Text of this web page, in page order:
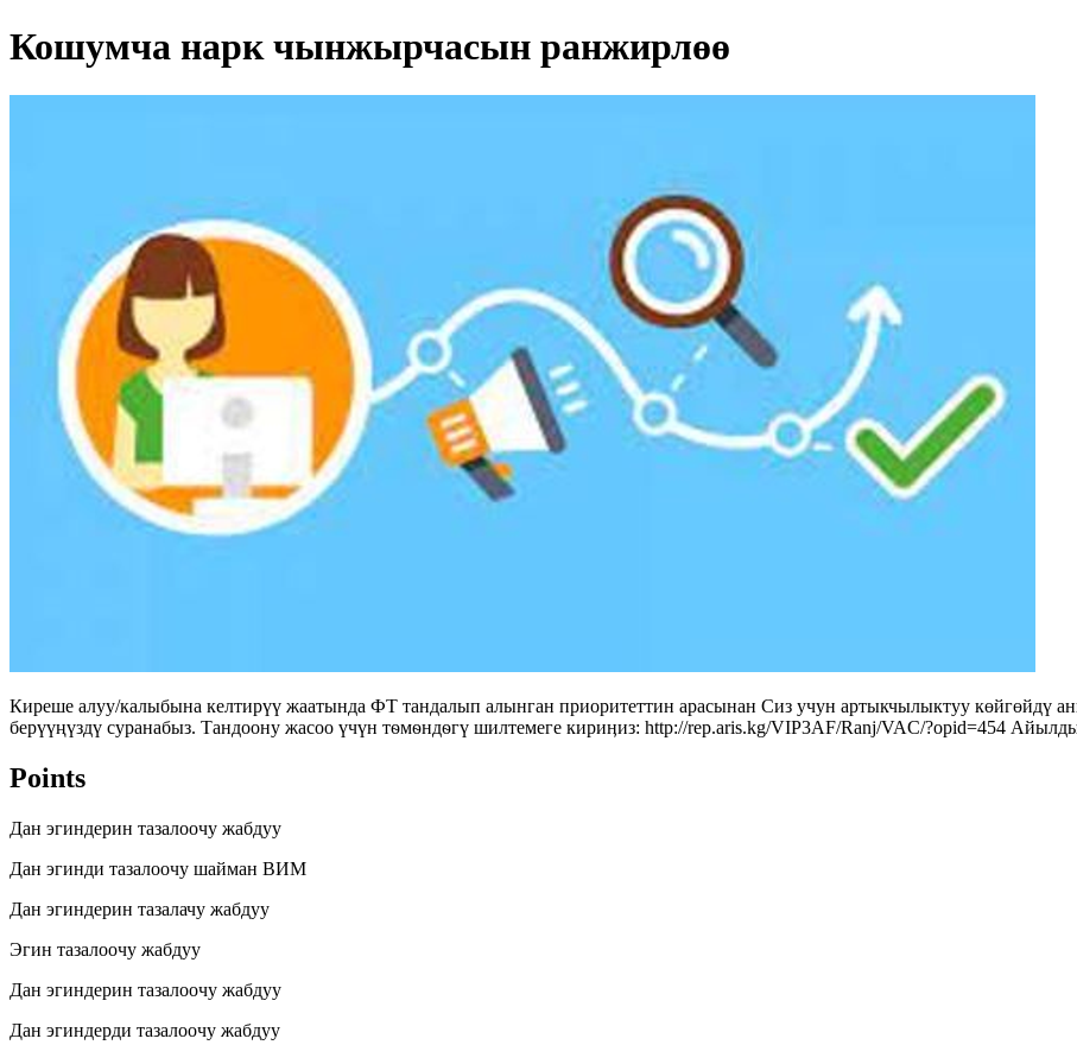
Кошумча нарк чынжырчасын ранжирлөө
Киреше алуу/калыбына келтирүү жаатында ФТ тандалып алынган приоритеттин арасынан Сиз учун артыкчылыктуу көйгөйдү
берүүңүздү суранабыз. Тандоону жасоо үчүн тѳмѳндѳгү шилтемеге кириӊиз: http://rep.aris.kg/VIP3AF/Ranj/VAC/?opid=454
Points
Дан эгиндерин тазалоочу жабдуу
Дан эгинди тазалоочу шайман ВИМ
Дан эгиндерин тазалачу жабдуу
Эгин тазалоочу жабдуу
Дан эгиндерин тазалоочу жабдуу
Дан эгиндерди тазалоочу жабдуу